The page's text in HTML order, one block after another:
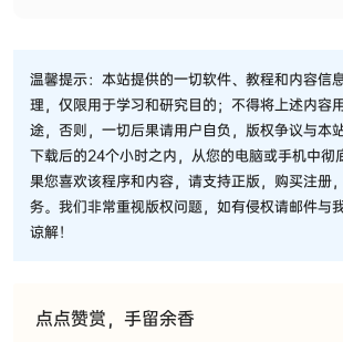
温馨提示：本站提供的一切软件、教程和内容信
理，仅限用于学习和研究目的；不得将上述内容
途，否则，一切后果请用户自负，版权争议与本
下载后的24个小时之内，从您的电脑或手机中彻
果您喜欢该程序和内容，请支持正版，购买注册
务。我们非常重视版权问题，如有侵权请邮件与
谅解！
点点赞赏，手留余香